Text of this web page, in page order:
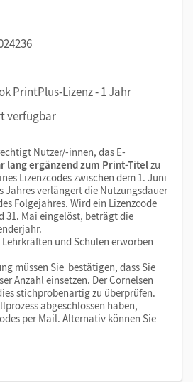
PrintPlus-Lizenz - 1 Jahr
verfügbar
Nutzer/-innen, das E-
lang ergänzend zum Print-Titelzu
Lizenzcodes zwischen dem 1. Juni
Jahres verlängert die Nutzungsdauer
Folgejahres. Wird ein Lizenzcode
31. Mai eingelöst, beträgt die
und Schulen erworben
müssen Sie bestätigen, dass Sie
Anzahl einsetzen. Der Cornelsen
stichprobenartig zu überprüfen.
abgeschlossen haben,
per Mail. Alternativ können Sie